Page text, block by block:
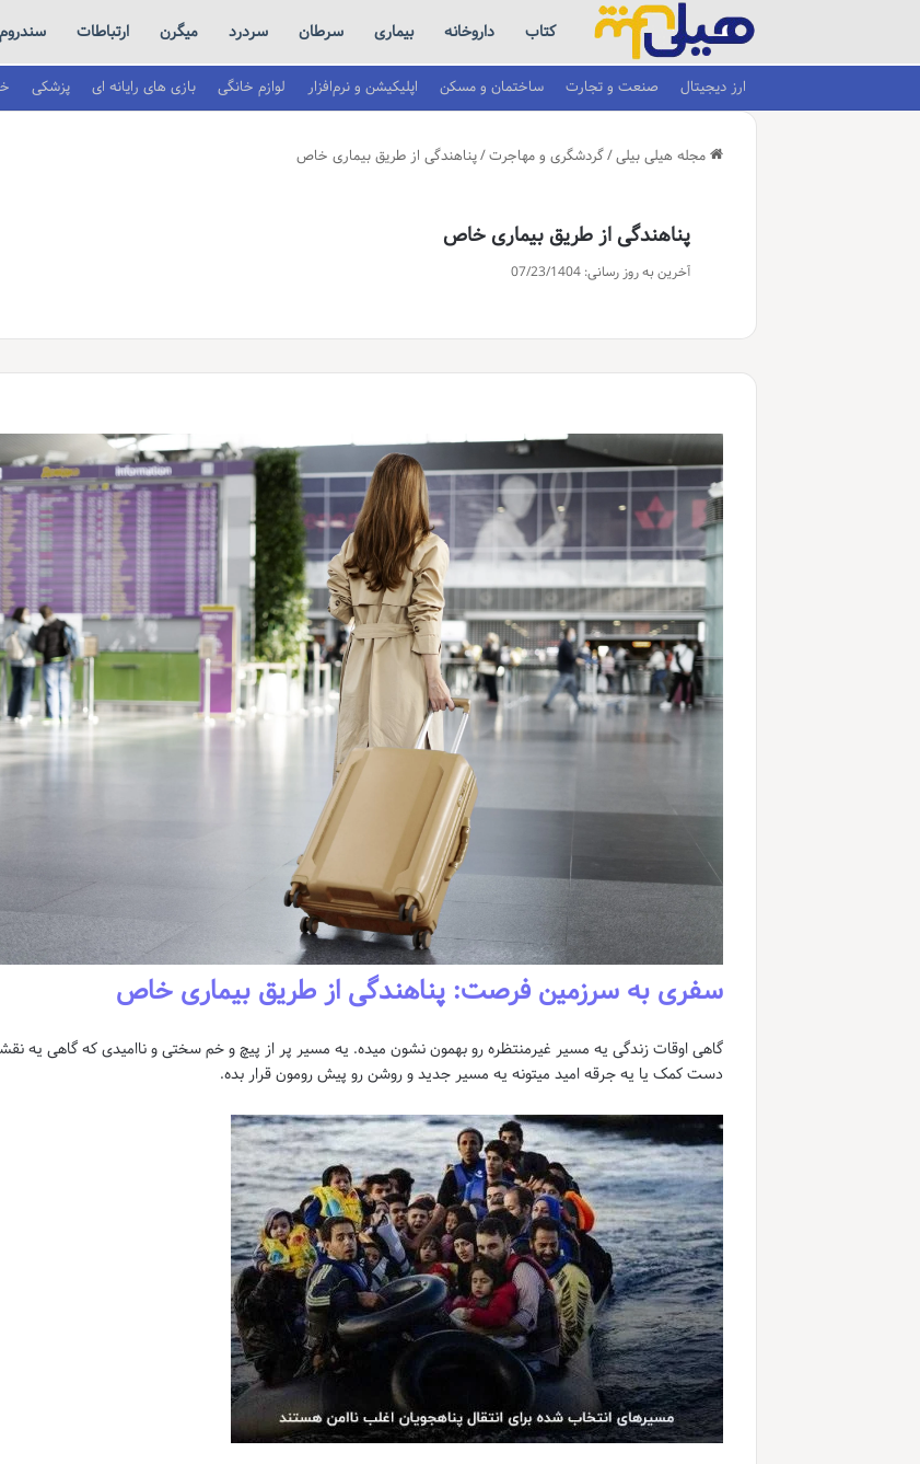
کتاب داروخانه بیماری سرطان سردرد میگرن ارتباطات سندروم
ارز دیجیتال صنعت و تجارت ساختمان و مسکن اپلیکیشن و نرم‌افزار لوازم خانگی بازی های رایانه ای پزشکی
مجله هیلی بیلی/گردشگری و مهاجرت/پناهندگی از طریق بیماری خاص
پناهندگی از طریق بیماری خاص
آخرین به روز رسانی: 07/23/1404
سفری به سرزمین فرصت: پناهندگی از طریق بیماری خاص
گاهی اوقات زندگی یه مسیر غیرمنتظره رو بهمون نشون میده. یه مسیر پر از پیچ و خم سختی و ناامیدی که گاهی یه
دست کمک یا یه جرقه امید میتونه یه مسیر جدید و روشن رو پیش رومون قرار بده.